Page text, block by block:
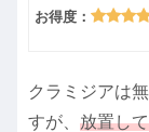
お得度：
クラミジアは
すが、 放置し